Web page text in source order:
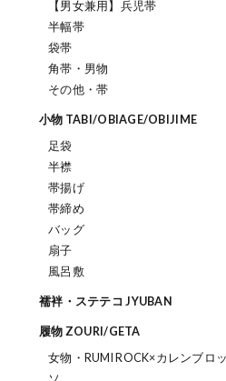
【男女兼用】兵児帯
半幅帯
袋帯
角帯・男物
その他・帯
小物 TABI/OBIAGE/OBIJIME
足袋
半襟
帯揚げ
帯締め
バッグ
扇子
風呂敷
襦袢・ステテコ JYUBAN
履物 ZOURI/GETA
女物・RUMI ROCK×カレンブロッ